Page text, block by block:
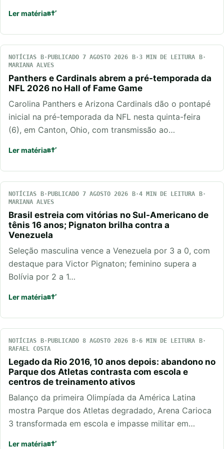
Ler matéria
NOTÍCIAS PUBLICADO 7 AGOSTO 2026
3 MIN DE LEITURA
MARIANA ALVES
Panthers e Cardinals abrem a pré-temporada da
NFL 2026 no Hall of Fame Game
Carolina Panthers e Arizona Cardinals dão o pontapé
inicial na pré-temporada da NFL nesta quinta-feira
(6), em Canton, Ohio, com transmissão ao…
Ler matéria
NOTÍCIAS PUBLICADO 7 AGOSTO 2026
4 MIN DE LEITURA
MARIANA ALVES
Brasil estreia com vitórias no Sul-Americano de
tênis 16 anos; Pignaton brilha contra a
Venezuela
Seleção masculina vence a Venezuela por 3 a 0, com
destaque para Victor Pignaton; feminino supera a
Bolívia por 2 a 1…
Ler matéria
NOTÍCIAS PUBLICADO 8 AGOSTO 2026
6 MIN DE LEITURA
RAFAEL COSTA
Legado da Rio 2016, 10 anos depois: abandono no
Parque dos Atletas contrasta com escola e
centros de treinamento ativos
Balanço da primeira Olimpíada da América Latina
mostra Parque dos Atletas degradado, Arena Carioca
3 transformada em escola e impasse militar em…
Ler matéria